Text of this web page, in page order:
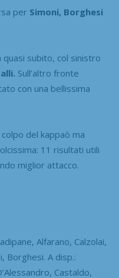
per Simoni, Borghesi
quasi subito, col sinistro
Sull’altro fronte
con una bellissima
del kappaò ma
11 risultati utili
miglior attacco.
Alfarano, Calzolai,
Borghesi. A disp.:
Castaldo,